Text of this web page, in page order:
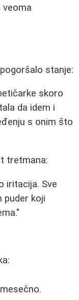
veoma
stanje:
skoro
da idem i
s onim što
tretmana:
iritacija. Sve
puder koji